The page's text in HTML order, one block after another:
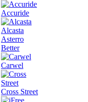
Accuride
Alcasta
Asterro
Better
Carwel
Cross Street